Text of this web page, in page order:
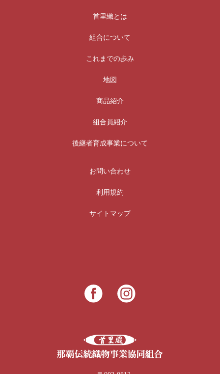
首里織とは
組合について
これまでの歩み
地図
商品紹介
組合員紹介
後継者育成事業について
お問い合わせ
利用規約
サイトマップ